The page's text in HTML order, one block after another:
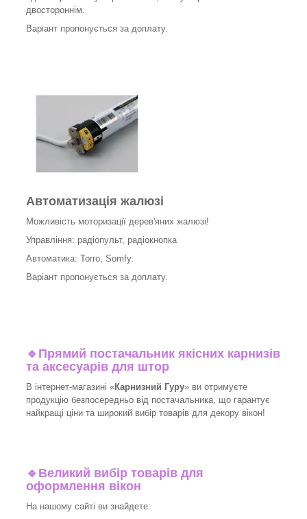
двостороннім.
Варіант пропонується за доплату.
Автоматизація жалюзі
Можливість моторизації дерев'яних жалюзі!
Управління: радіопульт, радіокнопка
Автоматика: Torro, Somfy.
Варіант пропонується за доплату.
🔹 Прямий постачальник якісних карнизів
та аксесуарів для штор
В інтернет-магазині «Карнизний Гуру» ви отримуєте
продукцію безпосередньо від постачальника, що гарантує
найкращі ціни та широкий вибір товарів для декору вікон!​
🔹 Великий вибір товарів для
оформлення вікон
На нашому сайті ви знайдете: